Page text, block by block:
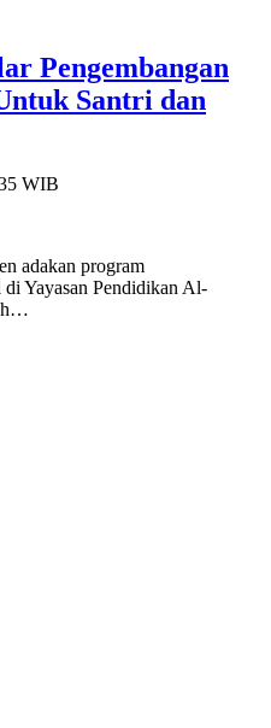
Pengembangan
Santri dan
WIB
adakan program
Yayasan Pendidikan Al-